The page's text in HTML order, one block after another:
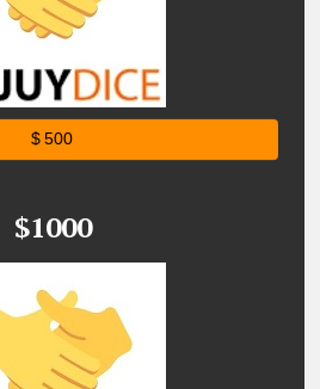
$ 500
$1000